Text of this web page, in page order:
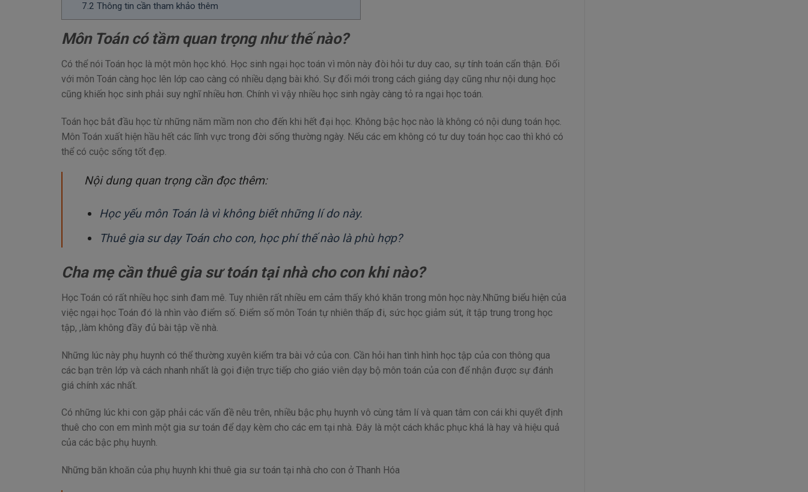
7.2 Thông tin cần tham khảo thêm
Môn Toán có tầm quan trọng như thế nào?
Có thể nói Toán học là một môn học khó. Học sinh ngại học toán vì môn này đòi hỏi tư duy cao, sự tính toán cẩn thận. Đối
với môn Toán càng học lên lớp cao càng có nhiều dạng bài khó. Sự đổi mới trong cách giảng dạy cũng như nội dung học
cũng khiến học sinh phải suy nghĩ nhiều hơn. Chính vì vậy nhiều học sinh ngày càng tỏ ra ngại học toán.
Toán học bắt đầu học từ những năm mầm non cho đến khi hết đại học. Không bậc học nào là không có nội dung toán học.
Môn Toán xuất hiện hầu hết các lĩnh vực trong đời sống thường ngày. Nếu các em không có tư duy toán học cao thì khó có
thể có cuộc sống tốt đẹp.
Nội dung quan trọng cần đọc thêm:
Học yếu môn Toán là vì không biết những lí do này.
Thuê gia sư dạy Toán cho con, học phí thế nào là phù hợp?
Cha mẹ cần thuê gia sư toán tại nhà cho con khi nào?
Học Toán có rất nhiều học sinh đam mê. Tuy nhiên rất nhiều em cảm thấy khó khăn trong môn học này.Những biểu hiện của
việc ngại học Toán đó là nhìn vào điểm số. Điểm số môn Toán tự nhiên thấp đi, sức học giảm sút, ít tập trung trong học
tập, ,làm không đầy đủ bài tập về nhà.
Những lúc này phụ huynh có thể thường xuyên kiểm tra bài vở của con. Cần hỏi han tình hình học tập của con thông qua
các bạn trên lớp và cách nhanh nhất là gọi điện trực tiếp cho giáo viên dạy bộ môn toán của con để nhận được sự đánh
giá chính xác nhất.
Có những lúc khi con gặp phải các vấn đề nêu trên, nhiều bậc phụ huynh vô cùng tâm lí và quan tâm con cái khi quyết định
thuê cho con em mình một gia sư toán để dạy kèm cho các em tại nhà. Đây là một cách khắc phục khá là hay và hiệu quả
của các bậc phụ huynh.
Những băn khoăn của phụ huynh khi thuê gia sư toán tại nhà cho con ở Thanh Hóa